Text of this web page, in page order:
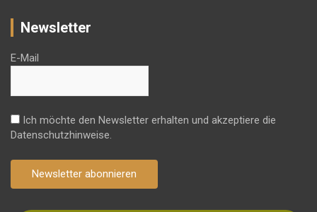
Newsletter
E-Mail
Ich möchte den Newsletter erhalten und akzeptiere die
Datenschutzhinweise.
Newsletter abonnieren